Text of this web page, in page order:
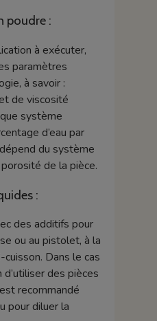
poudre :
à exécuter,
paramètres
à savoir :
de viscosité
système
d’eau par
du système
de la pièce.
:
des additifs pour
ou au pistolet, à la
Dans le cas
des pièces
recommandé
pour diluer la